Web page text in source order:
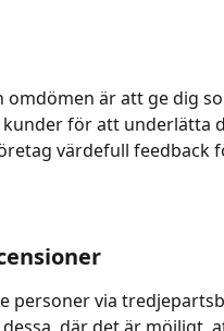
är att ge dig
för att underlätta
värdefull feedback
personer via